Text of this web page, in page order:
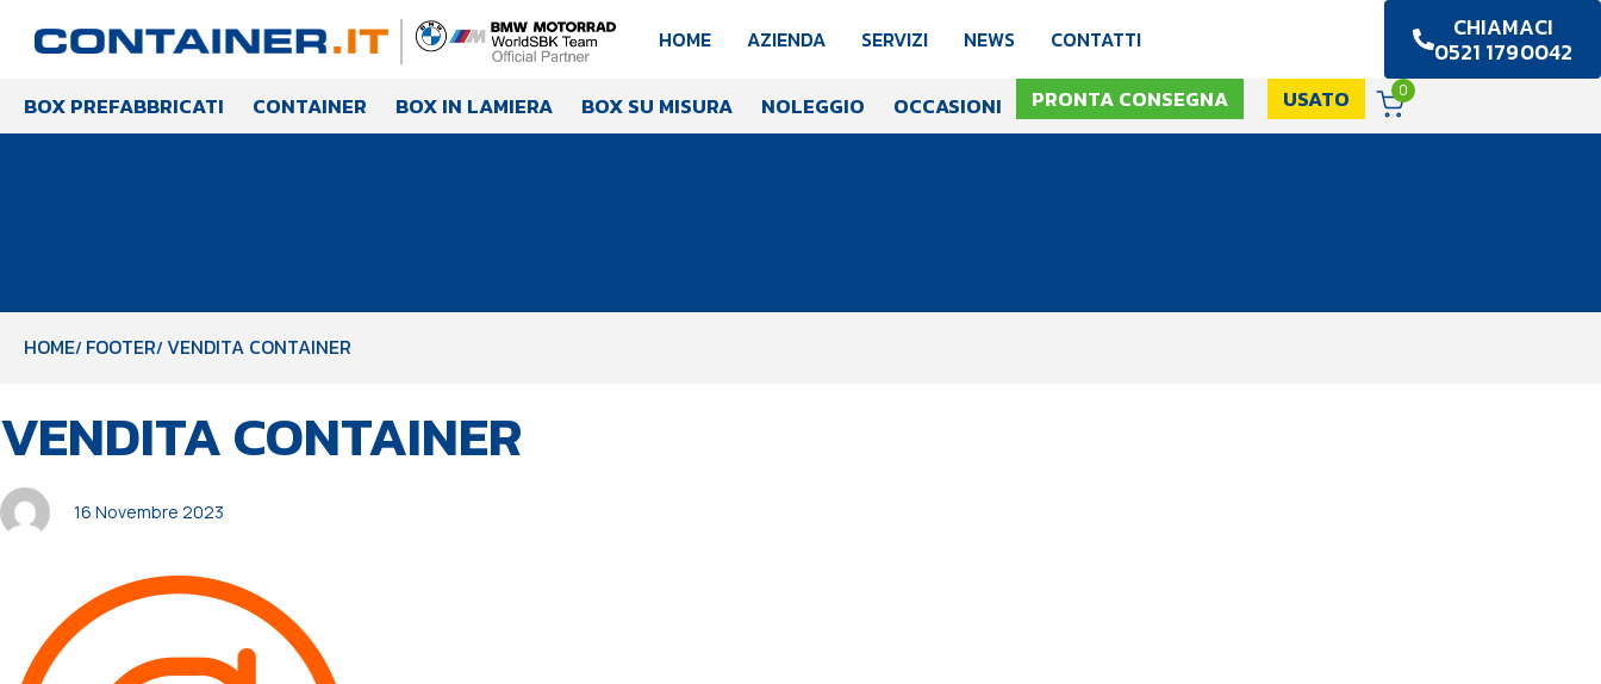
HOME AZIENDA SERVIZI NEWS CONTATTI CHIAMACI
0521 1790042
BOX PREFABBRICATI CONTAINER BOX IN LAMIERA BOX SU MISURA NOLEGGIO OCCASIONI PRONTA CONSEGNA USATO 0
HOME FOOTER VENDITA CONTAINER
IN:
VENDITA CONTAINER
il:
16 Novembre 2023